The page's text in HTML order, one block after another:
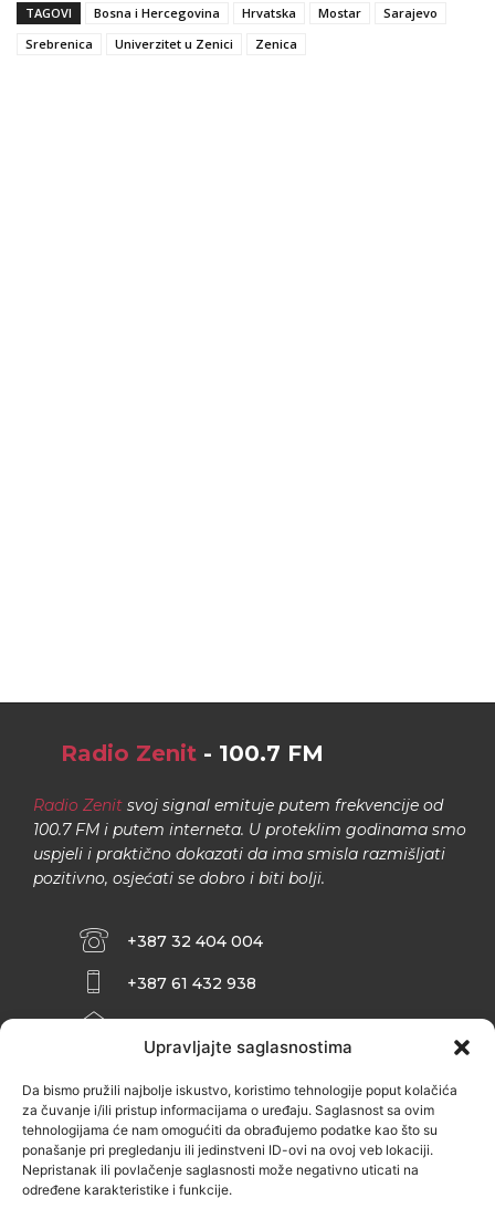
Upravljajte saglasnostima
Da bismo pružili najbolje iskustvo, koristimo tehnologije poput kolačića
za čuvanje i/ili pristup informacijama o uređaju. Saglasnost sa ovim
tehnologijama će nam omogućiti da obrađujemo podatke kao što su
ponašanje pri pregledanju ili jedinstveni ID-ovi na ovoj veb lokaciji.
Nepristanak ili povlačenje saglasnosti može negativno uticati na
određene karakteristike i funkcije.
TAGOVI
Bosna i Hercegovina Hrvatska Mostar
Sarajevo
Srebrenica
Univerzitet u Zenici Zenica
Radio Zenit - 100.7 FM
Radio Zenit svoj signal emituje putem frekvencije od
100.7 FM i putem interneta. U proteklim godinama smo
uspjeli i praktično dokazati da ima smisla razmišljati
pozitivno, osjećati se dobro i biti bolji.
+387 32 404 004
+387 61 432 938
INFO@ZENIT.BA
ZENIČANKA, 3. SPRAT), 72000 ZENICA